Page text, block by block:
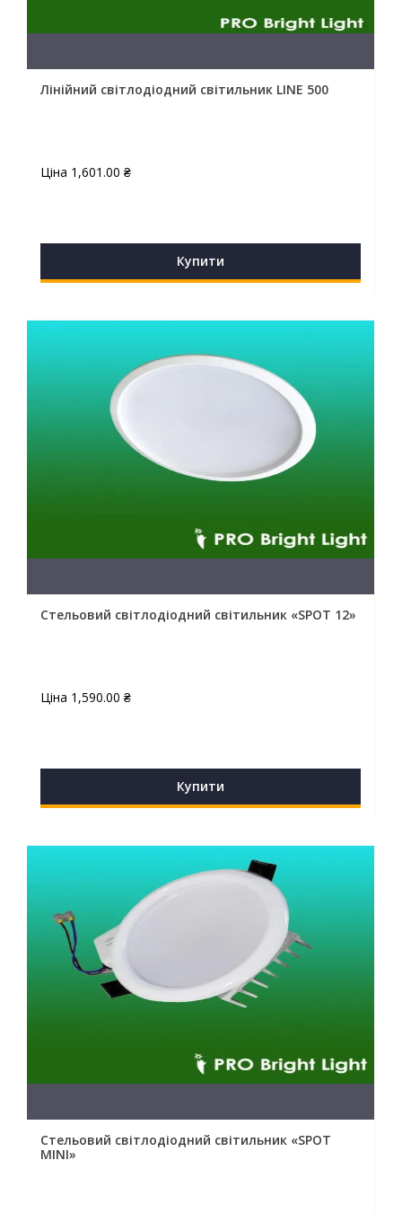
Лінійний світлодіодний світильник LINE 500
Ціна 1,601.00 ₴
Купити
Стельовий світлодіодний світильник «SPOT 12»
Ціна 1,590.00 ₴
Купити
Стельовий світлодіодний світильник «SPOT
MINI»